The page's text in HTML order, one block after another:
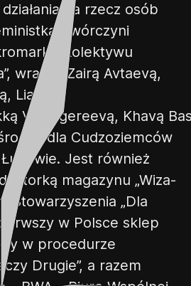
na rzecz osób
twórczyni
i kolektywu
wraz z Zairą Avtaevą,
, Lianą
Visengereevą, Khavą
dla Cudzoziemców
Jest również
magazynu „Wiza-
Stowarzyszenia „Dla
w Polsce sklep
w procedurze
Drugie”, a razem